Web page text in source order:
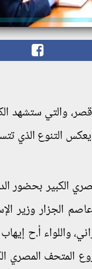
والتي ستشهد
التنوع الذي
الكبير بحضور
الجزار وزير
واللواء أ.ح إيهاب
المتحف المصري